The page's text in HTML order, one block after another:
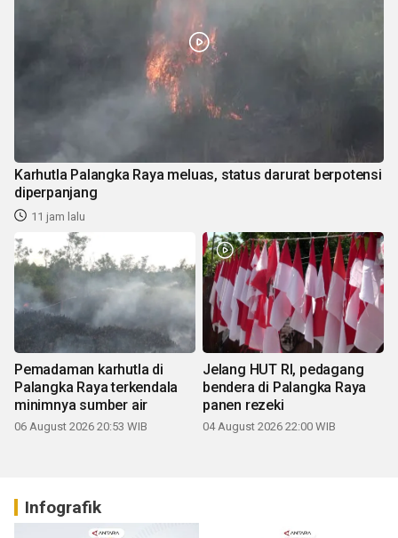
Karhutla Palangka Raya meluas, status darurat berpotensi
diperpanjang
11 jam lalu
Pemadaman karhutla di
Palangka Raya terkendala
minimnya sumber air
06 August 2026 20:53 WIB
Jelang HUT RI, pedagang
bendera di Palangka Raya
panen rezeki
04 August 2026 22:00 WIB
Infografik